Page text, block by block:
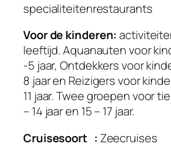
specialiteitenrestaurants
Voor de kinderen:
leeftijd. Aquanauten voor
-5 jaar, Ontdekkers voor
8 jaar en Reizigers voor
11 jaar. Twee groepen voor
– 14 jaar en 15 – 17 jaar.
Cruisesoort : Zeecruises